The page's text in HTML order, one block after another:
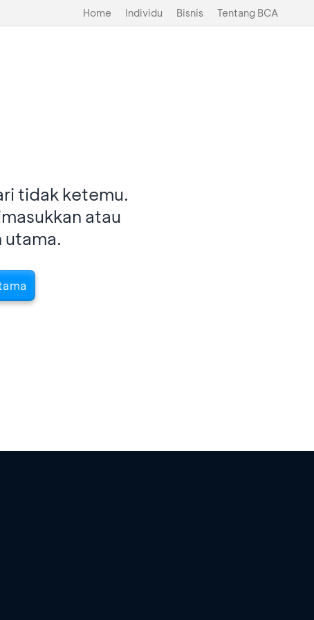
Home Individu Bisnis Tentang BCA
tidak ketemu.
atau
utama.